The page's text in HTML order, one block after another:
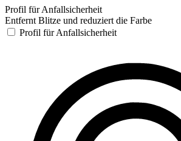
Profil für Anfallsicherheit
Entfernt Blitze und reduziert die Farbe
Profil für Anfallsicherheit